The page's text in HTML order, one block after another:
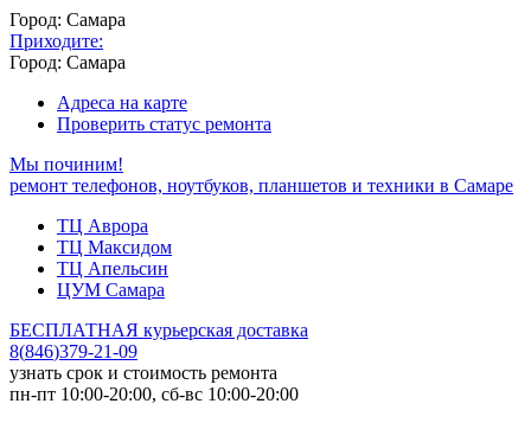
Город: Самара
Приходите:
Город: Самара
Адреса на карте
Проверить статус ремонта
Мы починим!
ремонт телефонов, ноутбуков, планшетов и техники в Самаре
ТЦ Аврора
ТЦ Максидом
ТЦ Апельсин
ЦУМ Самара
БЕСПЛАТНАЯ курьерская доставка
8(846)379-21-09
узнать срок и стоимость ремонта
пн-пт 10:00-20:00, сб-вс 10:00-20:00